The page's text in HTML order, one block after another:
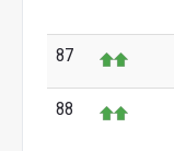
87
88